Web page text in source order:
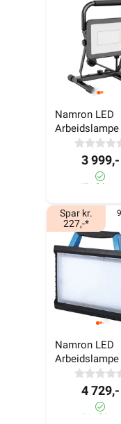
Namron LED
Arbeidslampe
3 999,-
47 på lager
Namron LED
Arbeidslampe
Spar kr.
227,-*
4 729,-
156 på lager